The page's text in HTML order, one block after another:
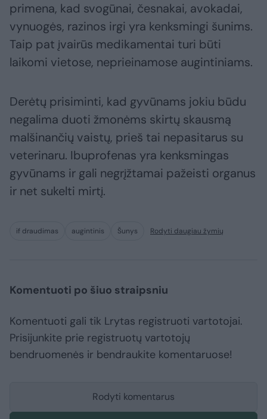
primena, kad svogūnai, česnakai, avokadai,
vynuogės, razinos irgi yra kenksmingi šunims.
Taip pat įvairūs medikamentai turi būti
laikomi vietose, neprieinamose augintiniams.
Derėtų prisiminti, kad gyvūnams jokiu būdu
negalima duoti žmonėms skirtų skausmą
malšinančių vaistų, prieš tai nepasitarus su
veterinaru. Ibuprofenas yra kenksmingas
gyvūnams ir gali negrįžtamai pažeisti organus
ir net sukelti mirtį.
if draudimas augintinis Šunys Rodyti daugiau žymių
Komentuoti po šiuo straipsniu
Komentuoti gali tik Lrytas registruoti vartotojai.
Prisijunkite prie registruotų vartotojų
bendruomenės ir bendraukite komentaruose!
Rodyti komentarus